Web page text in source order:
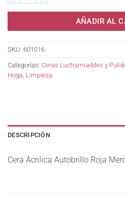
AÑADIR AL
SKU: 601016
Categorías: Ceras Lustramuebles y
Hoga Limpieza
DESCRIPCIÓN
Cera Acrilica Autobrillo Roja